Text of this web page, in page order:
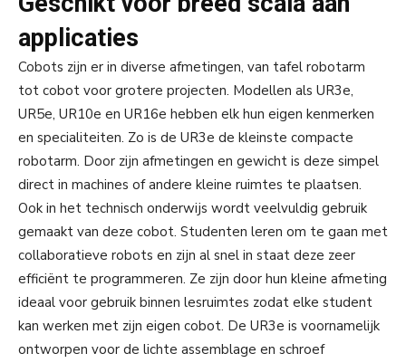
applicaties
Cobots zijn er in diverse afmetingen, van tafel robotarm
tot cobot voor grotere projecten. Modellen als UR3e,
UR5e, UR10e en UR16e hebben elk hun eigen kenmerken
en specialiteiten. Zo is de UR3e de kleinste compacte
robotarm. Door zijn afmetingen en gewicht is deze simpel
direct in machines of andere kleine ruimtes te plaatsen.
Ook in het technisch onderwijs wordt veelvuldig gebruik
gemaakt van deze cobot. Studenten leren om te gaan met
collaboratieve robots en zijn al snel in staat deze zeer
efficiënt te programmeren. Ze zijn door hun kleine afmeting
ideaal voor gebruik binnen lesruimtes zodat elke student
kan werken met zijn eigen cobot. De UR3e is voornamelijk
ontworpen voor de lichte assemblage en schroef